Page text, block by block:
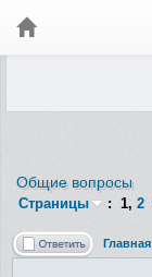
Общие вопросы
Страницы : 1, 2
Главная